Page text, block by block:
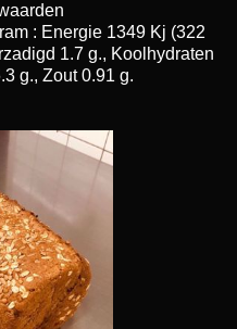
: Energie 1349 Kj (322
1.7 g., Koolhydraten
g., Zout 0.91 g.